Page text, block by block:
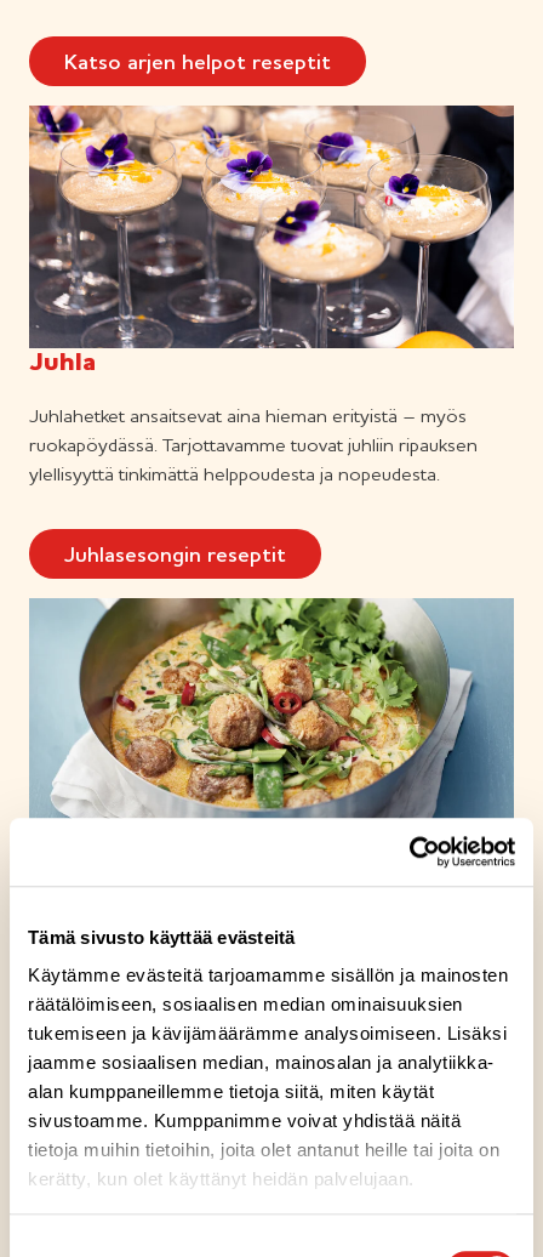
Tämä sivusto käyttää evästeitä
Käytämme evästeitä tarjoamamme sisällön ja mainosten
räätälöimiseen, sosiaalisen median ominaisuuksien
tukemiseen ja kävijämäärämme analysoimiseen. Lisäksi
jaamme sosiaalisen median, mainosalan ja analytiikka-
alan kumppaneillemme tietoja siitä, miten käytät
sivustoamme. Kumppanimme voivat yhdistää näitä
tietoja muihin tietoihin, joita olet antanut heille tai joita on
kerätty, kun olet käyttänyt heidän palvelujaan.
Katso arjen helpot reseptit
Juhla
Juhlahetket ansaitsevat aina hieman erityistä – myös
ruokapöydässä. Tarjottavamme tuovat juhliin ripauksen
ylellisyyttä tinkimättä helppoudesta ja nopeudesta.
Juhlasesongin reseptit
meiltä löydät vaihtoehtoja jokaiseen makuun.
Valikoimassamme on liha-, kala- ja kasvispyöryköitä, joista
voit loihtia herkullisia annoksia nopeasti ja helposti.
Katso pyörykkäreseptit